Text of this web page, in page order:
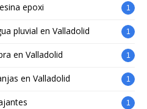
epoxi 1
pluvial en Valladolid 1
en Valladolid 1
en Valladolid 1
1